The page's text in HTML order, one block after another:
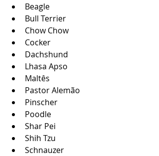
Beagle
Bull Terrier
Chow Chow
Cocker
Dachshund
Lhasa Apso
Maltês
Pastor Alemão
Pinscher
Poodle
Shar Pei
Shih Tzu
Schnauzer